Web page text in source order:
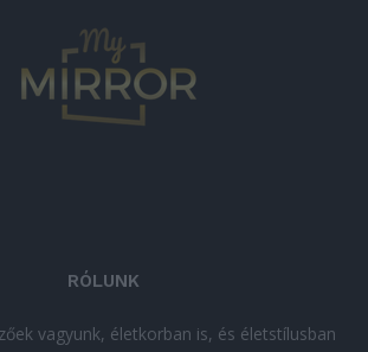
RÓLUNK
vagyunk, életkorban is, és életstílusban